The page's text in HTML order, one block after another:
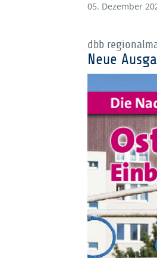
05. Dezember
dbb
Neue